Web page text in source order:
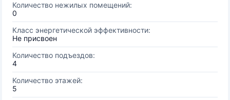
Количество нежилых помещений:
0
Класс энергетической эффективности:
Не присвоен
Количество подъездов:
4
Количество этажей:
5